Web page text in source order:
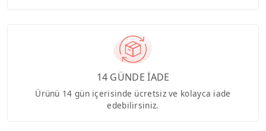
14 GÜNDE İADE
Ürünü 14 gün içerisinde ücretsiz ve kolayca iade
edebilirsiniz.